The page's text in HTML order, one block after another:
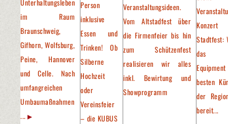
Unterhaltungsleben
im Raum
Braunschweig,
Gifhorn, Wolfsburg,
Peine, Hannover
und Celle. Nach
umfangreichen
Umbaumaßnahmen
...
Person
inklusive
Essen und
Trinken! Ob
Silberne
Hochzeit
oder
Vereinsfeier
– die KUBUS
Veranstaltungsideen.
Vom Altstadfest über
die Firmenfeier bis hin
zum Schützenfest
realisieren wir alles
inkl. Bewirtung und
Showprogramm
Stadtfest:
das
besten
der
bereit...